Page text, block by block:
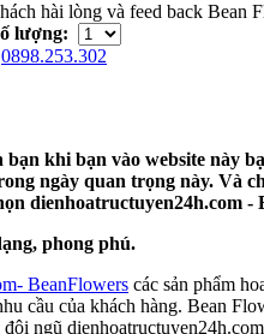
hài lòng và feed back Bean
lượng:
0898.253.302
bạn khi bạn vào website này
ngày quan trọng này. Và
dienhoatructuyen24h.com
phong phú.
BeanFlowers các sản phẩm
cầu của khách hàng. Bean
ngũ d